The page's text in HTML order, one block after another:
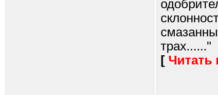
трах......"
[ Читать